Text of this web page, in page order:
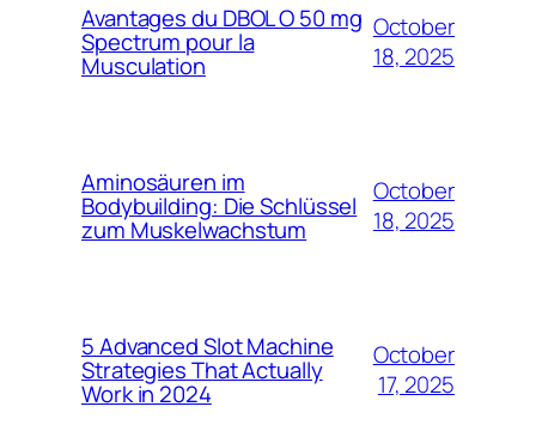
Avantages du DBOL O 50 mg
Spectrum pour la
Musculation
October
18, 2025
Aminosäuren im
Bodybuilding: Die Schlüssel
zum Muskelwachstum
October
18, 2025
5 Advanced Slot Machine
Strategies That Actually
Work in 2024
October
17, 2025